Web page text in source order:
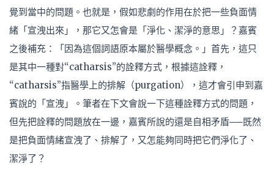
覺到當中的問題。也就是，假如悲劇的作用在於把一些負面情
緒「宣洩出來」，那它又怎會是「淨化、潔淨的意思」？嘉賓
之後補充：「因為這個詞語原本屬於醫學概念。」首先，這只
是其中一種對“catharsis”的詮釋方式，根據這詮釋，
“catharsis”指醫學上的排解（purgation），這才會引申到嘉
賓說的「宣洩」。筆者在下文會說一下這種詮釋方式的問題，
但先把詮釋的問題放在一邊，嘉賓所說的還是自相矛盾──既然
是把負面情緒宣洩了、排解了，又怎能夠同時把它們淨化了、
潔淨了？